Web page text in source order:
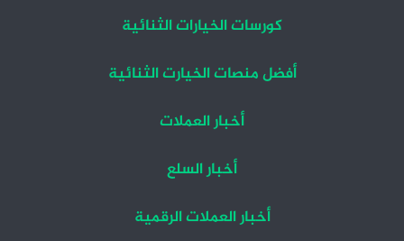
كورسات الخيارات الثنائية
أفضل منصات الخيارت الثنائية
أخبار العملات
أخبار السلع
أخبار العملات الرقمية